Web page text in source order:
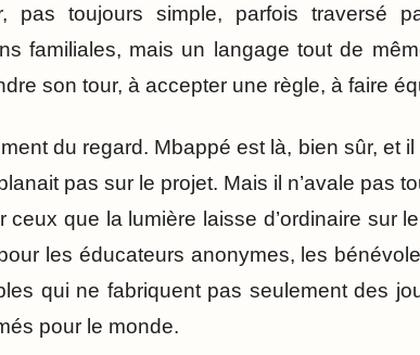
pas toujours simple, parfois traversé
familiales, mais un langage tout de
son tour, à accepter une règle, à faire
du regard. Mbappé est là, bien sûr, et il
pas sur le projet. Mais il n’avale pas
que la lumière laisse d’ordinaire sur
les éducateurs anonymes, les
qui ne fabriquent pas seulement des
pour le monde.